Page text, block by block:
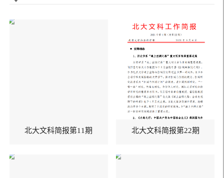
北大文科简报第11期 北大文科简报第22期